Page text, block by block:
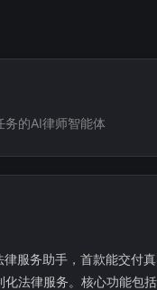
务的AI律师智能体
服务助手，首款能交付
法律服务。核心功能包